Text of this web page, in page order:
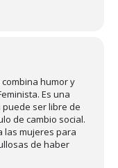
humor y
Es una
ser libre de
de cambio social.
las mujeres para
de haber